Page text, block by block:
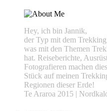
Hey, ich bin Jannik,
der Typ mit dem
was mit den Themen
hat. Reiseberichte,
Fotografieren machen
Stück auf meinen
Regionen dieser Erde!
Te Araroa 2015 |